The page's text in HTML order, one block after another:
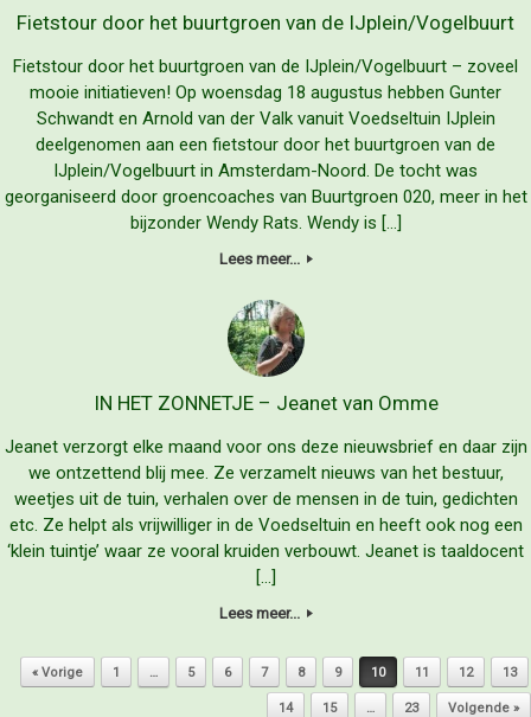
Fietstour door het buurtgroen van de IJplein/Vogelbuurt
Fietstour door het buurtgroen van de IJplein/Vogelbuurt – zoveel
mooie initiatieven! Op woensdag 18 augustus hebben Gunter
Schwandt en Arnold van der Valk vanuit Voedseltuin IJplein
deelgenomen aan een fietstour door het buurtgroen van de
IJplein/Vogelbuurt in Amsterdam-Noord. De tocht was
georganiseerd door groencoaches van Buurtgroen 020, meer in het
bijzonder Wendy Rats. Wendy is […]
Lees meer...
IN HET ZONNETJE – Jeanet van Omme
Jeanet verzorgt elke maand voor ons deze nieuwsbrief en daar zijn
we ontzettend blij mee. Ze verzamelt nieuws van het bestuur,
weetjes uit de tuin, verhalen over de mensen in de tuin, gedichten
etc. Ze helpt als vrijwilliger in de Voedseltuin en heeft ook nog een
‘klein tuintje’ waar ze vooral kruiden verbouwt. Jeanet is taaldocent
[…]
Lees meer...
Bericht navigatie
« Vorige 1 … 5 6 7 8 9 10 11 12 13
14 15 … 23 Volgende »